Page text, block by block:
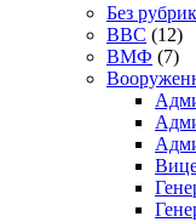
Без
ВВС (12)
ВМФ (7)